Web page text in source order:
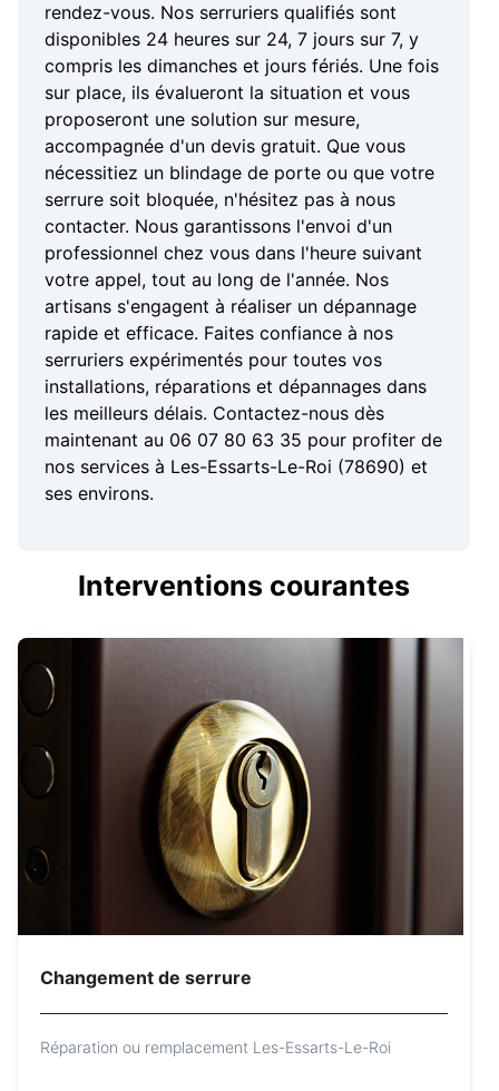
rendez-vous. Nos serruriers qualifiés sont
disponibles 24 heures sur 24, 7 jours sur 7, y
compris les dimanches et jours fériés. Une fois
sur place, ils évalueront la situation et vous
proposeront une solution sur mesure,
accompagnée d'un devis gratuit. Que vous
nécessitiez un blindage de porte ou que votre
serrure soit bloquée, n'hésitez pas à nous
contacter. Nous garantissons l'envoi d'un
professionnel chez vous dans l'heure suivant
votre appel, tout au long de l'année. Nos
artisans s'engagent à réaliser un dépannage
rapide et efficace. Faites confiance à nos
serruriers expérimentés pour toutes vos
installations, réparations et dépannages dans
les meilleurs délais. Contactez-nous dès
maintenant au 06 07 80 63 35 pour profiter de
nos services à Les-Essarts-Le-Roi (78690) et
ses environs.
Interventions courantes
Changement de serrure
Réparation ou remplacement Les-Essarts-Le-Roi